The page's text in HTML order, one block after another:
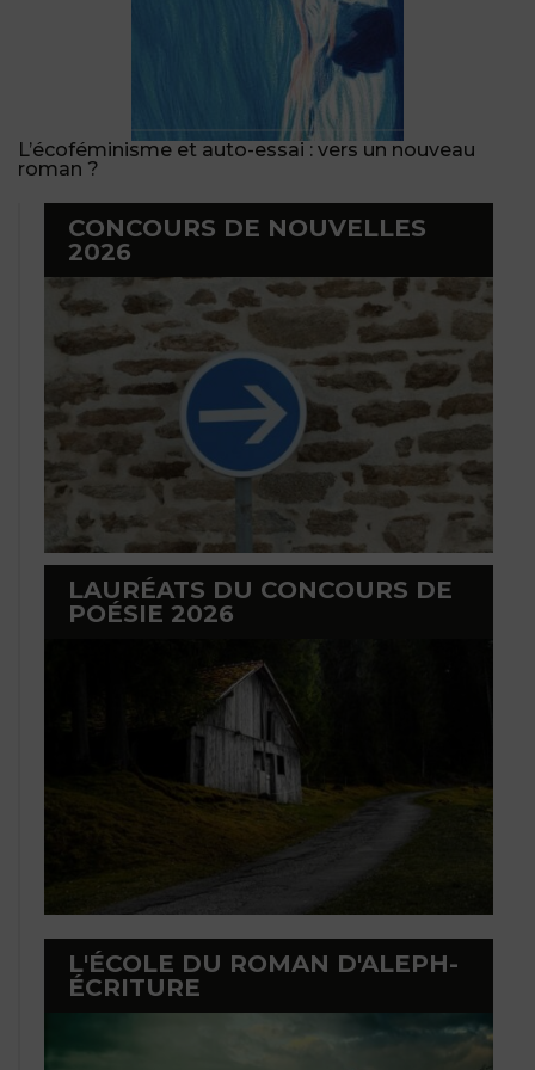
L’écoféminisme et auto-essai : vers un nouveau
roman ?
CONCOURS DE NOUVELLES
2026
LAURÉATS DU CONCOURS DE
POÉSIE 2026
L'ÉCOLE DU ROMAN D'ALEPH-
ÉCRITURE